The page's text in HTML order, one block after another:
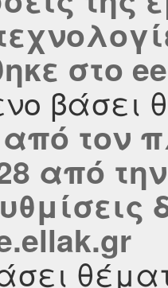
στο
βάσει
τον
από